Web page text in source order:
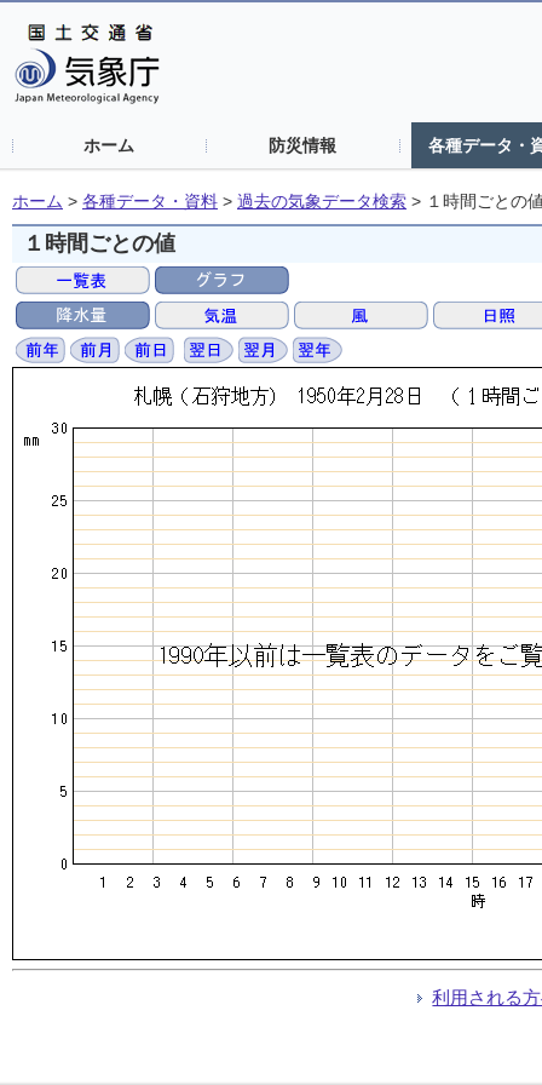
ホーム 防災情報 各種データ・
ホーム > 各種データ・資料 > 過去の気象データ検索 > １時間ごとの
１時間ごとの値
利用される